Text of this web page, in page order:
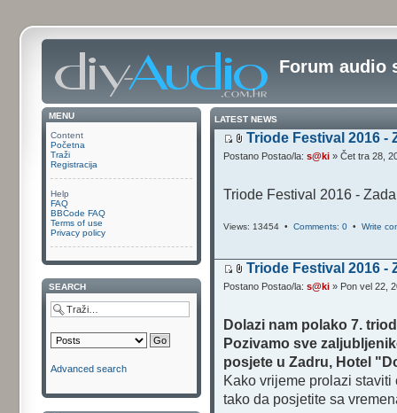
Forum audio
MENU
Content
Početna
Traži
Registracija
Help
FAQ
BBCode FAQ
Terms of use
Privacy policy
SEARCH
Advanced search
LATEST NEWS
Triode Festival 2016 -
Postano Postao/la: s@ki » Čet tra 28,
Triode Festival 2016 -
Views: 13454 • Comments: 0 • Write
Triode Festival 2016 -
Postano Postao/la: s@ki » Pon vel 22,
Dolazi nam polako 7.
Pozivamo sve
posjete u Zadru, Hotel
Kako vrijeme prolazi
tako da posjetite sa